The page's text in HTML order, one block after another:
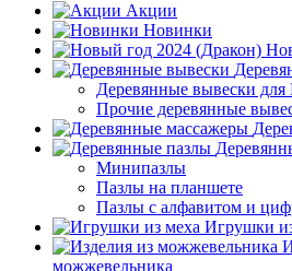
Акции
Новинки
Деревянные вывески для
Прочие деревянные
Минипазлы
Пазлы на планшете
Пазлы с алфавитом и
Игрушки
можжевельника